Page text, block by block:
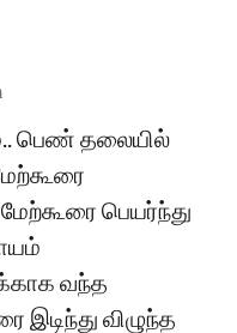
பெண் தலையில்
பெயர்ந்து
வந்த
விழுந்த